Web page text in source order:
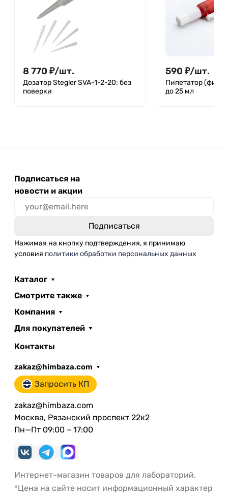
8 770 ₽/шт.
Дозатор Stegler SVA-1-2-20: без
поверки
590 ₽/шт.
Пипетатор
до 25 мл
Подписаться на
новости и акции
Нажимая на кнопку подтверждения, я принимаю
условия политики обработки персональных данных
Каталог
Смотрите также
Компания
Для покупателей
Контакты
zakaz@himbaza.com
Запросить КП
zakaz@himbaza.com
Москва, Рязанский проспект 22к2
Пн—Пт 09:00 – 17:00
Интернет-магазин товаров для лабораторий.
*Цена на сайте носит информационный характер